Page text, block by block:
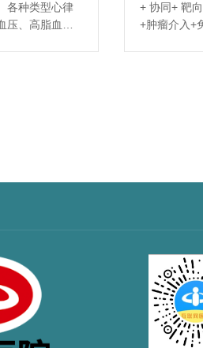
各种类型心律
压、高脂血
+ 协同+ 靶
+肿瘤介入+